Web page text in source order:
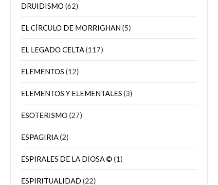
DRUIDISMO (62)
EL CÍRCULO DE MORRIGHAN(5)
EL LEGADO CELTA(117)
ELEMENTOS (12)
ELEMENTOS Y ELEMENTALES (3)
ESOTERISMO (27)
ESPAGIRIA(2)
ESPIRALES DE LA DIOSA © (1)
ESPIRITUALIDAD (22)